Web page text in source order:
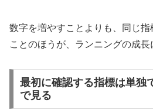
数字を増やすことよりも、同じ
ことのほうが、ランニングの成長
最初に確認する指標は単独
で見る